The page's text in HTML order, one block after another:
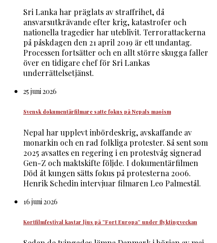
Sri Lanka har präglats av straffrihet, då
ansvarsutkrävande efter krig, katastrofer och
nationella tragedier har uteblivit. Terrorattackerna
på påskdagen den 21 april 2019 är ett undantag.
Processen fortsätter och en allt större skugga faller
över en tidigare chef för Sri Lankas
underrättelsetjänst.
25 juni 2026
Svensk dokumentärfilmare satte fokus på Nepals maoism
Nepal har upplevt inbördeskrig, avskaffande av
monarkin och en rad folkliga protester. Så sent som
2025 avsattes en regering i en protestvåg signerad
Gen-Z och maktskifte följde. I dokumentärfilmen
Död åt kungen sätts fokus på protesterna 2006.
Henrik Schedin intervjuar filmaren Leo Palmestål.
16 juni 2026
Kortfilmfestival kastar ljus på ”Fort Europa” under flyktingveckan